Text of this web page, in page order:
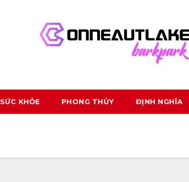
SỨC KHỎE PHONG THỦY ĐỊNH NGHĨA